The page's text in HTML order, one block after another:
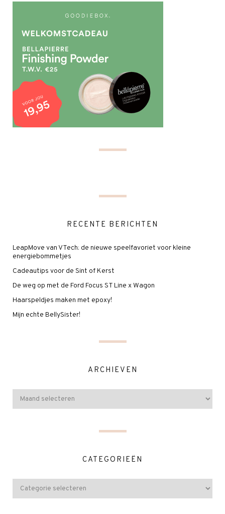
RECENTE BERICHTEN
LeapMove van VTech: de nieuwe speelfavoriet voor kleine
energiebommetjes
Cadeautips voor de Sint of Kerst
De weg op met de Ford Focus ST Line x Wagon
Haarspeldjes maken met epoxy!
Mijn echte BellySister!
ARCHIEVEN
CATEGORIEËN